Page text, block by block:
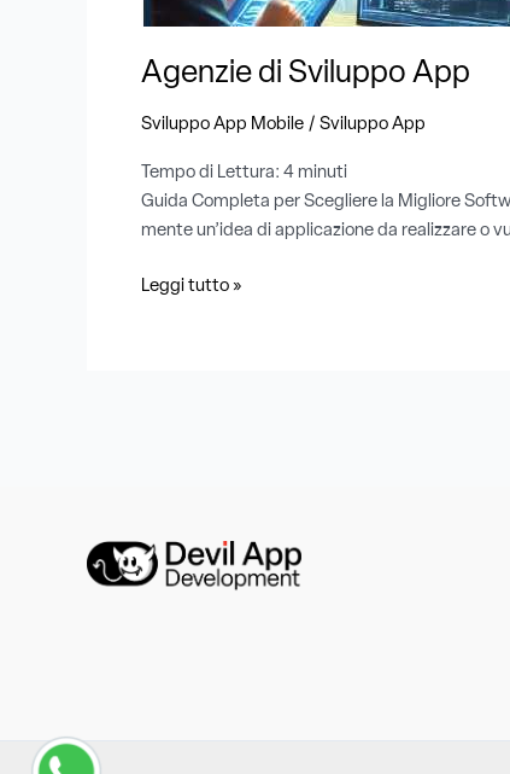
Agenzie di Sviluppo App
Sviluppo App Mobile / Sviluppo App
Tempo di Lettura: 4 minuti
Guida Completa per Scegliere la Migliore
mente un’idea di applicazione da realizzare o
Leggi tutto »